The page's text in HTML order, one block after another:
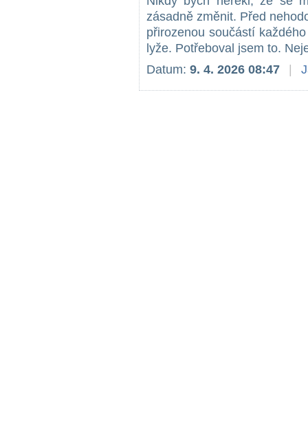
zásadně změnit. Před
přirozenou součástí
lyže. Potřeboval jsem to.
Datum: 9. 4. 2026 08:47